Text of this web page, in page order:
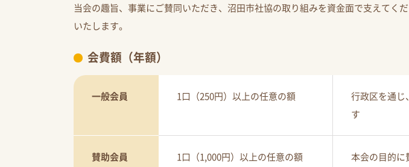
当会の趣旨、事業にご賛同いただき、沼田市社協の取り組みを資金面で支えてく
いたします。
会費額（年額）
一般会員 1口（250円）以上の任意の額
行政区を通じ
す
賛助会員 1口（1,000円）以上の任意の額
本会の目的に